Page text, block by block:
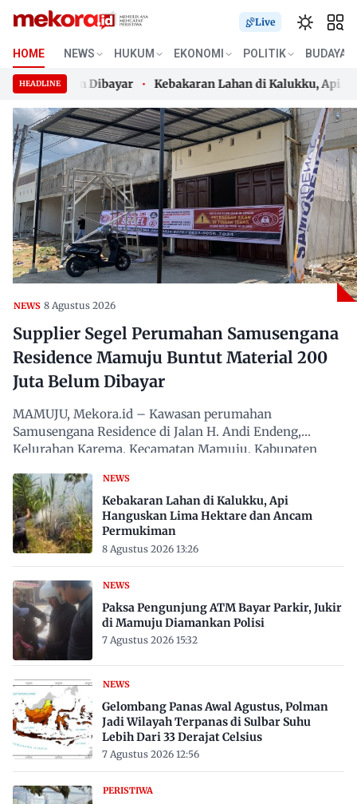
Skip
content
Live
HOME NEWS HUKUM EKONOMI POLITIK BUDAYA
HEADLINE
Belum Dibayar Kebakaran Lahan di Kalukku, Api
Belum Dibayar Kebakaran Lahan di Kalukku, Api
NEWS 8 Agustus 2026
Supplier Segel Perumahan Samusengana
Residence Mamuju Buntut Material 200
Juta Belum Dibayar
MAMUJU, Mekora.id – Kawasan perumahan
Samusengana Residence di Jalan H. Andi Endeng,
Kelurahan Karema, Kecamatan Mamuju, Kabupaten
NEWS
Kebakaran Lahan di Kalukku, Api
Hanguskan Lima Hektare dan Ancam
Permukiman
8 Agustus 2026 13:26
NEWS
Paksa Pengunjung ATM Bayar Parkir, Jukir
di Mamuju Diamankan Polisi
7 Agustus 2026 15:32
NEWS
Gelombang Panas Awal Agustus, Polman
Jadi Wilayah Terpanas di Sulbar Suhu
Lebih Dari 33 Derajat Celsius
7 Agustus 2026 12:56
PERISTIWA